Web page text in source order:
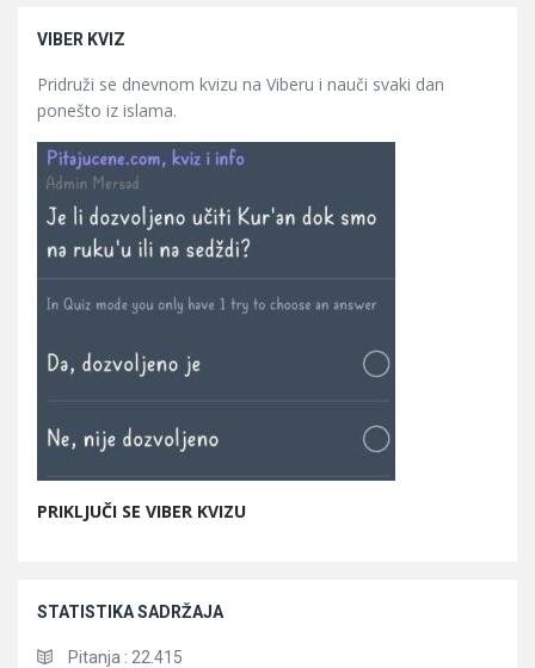
VIBER KVIZ
Pridruži se dnevnom kvizu na Viberu i nauči svaki dan
ponešto iz islama.
PRIKLJUČI SE VIBER KVIZU
STATISTIKA SADRŽAJA
Pitanja : 22.415